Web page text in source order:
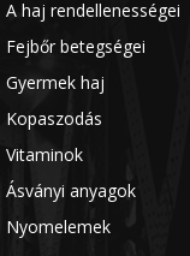
A haj rendellenességei
Fejbőr betegségei
Gyermek haj
Kopaszodás
Vitaminok
Ásványi anyagok
Nyomelemek